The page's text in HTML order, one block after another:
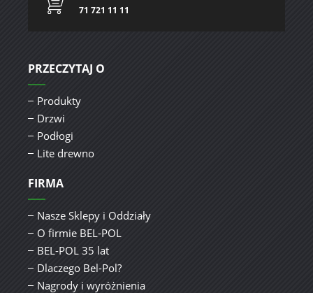
71 721 11 11
PRZECZYTAJ O
Produkty
Drzwi
Podłogi
Lite drewno
FIRMA
Nasze Sklepy i Oddziały
O firmie BEL-POL
BEL-POL 35 lat
Dlaczego Bel-Pol?
Nagrody i wyróżnienia